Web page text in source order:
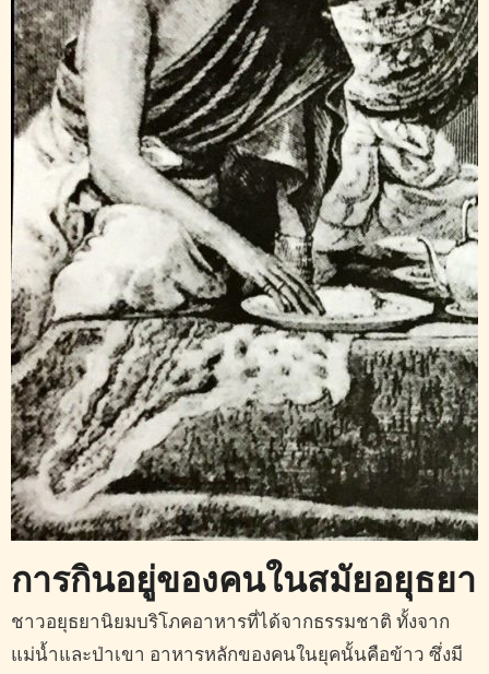
การกินอยู่ของคนในสมัยอยุธยา
ชาวอยุธยานิยมบริโภคอาหารที่ได้จากธรรมชาติ ทั้งจาก
แม่น้ำและป่าเขา อาหารหลักของคนในยุคนั้นคือข้าว ซึ่งมี